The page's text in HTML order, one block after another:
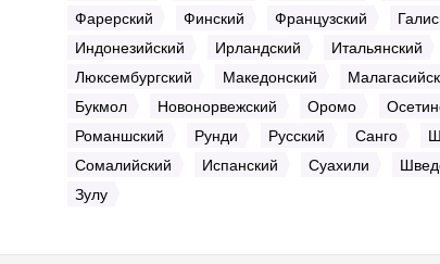
Фарерский
Финский Французский
Индонезийский
Ирландский Итальянский
Люксембургский
Македонский
Букмол
Новонорвежский Оромо
Романшский
Рунди Русский Санго
Сомалийский
Испанский Суахили
Зулу